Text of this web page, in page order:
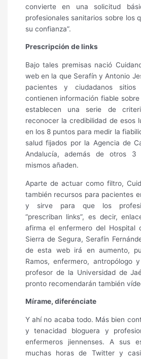
convierte en una solicitud
profesionales sanitarios sobre los
su confianza”.
Prescripción de links
Bajo tales premisas nació
web en la que Serafín y Antonio
pacientes y ciudadanos
contienen información fiable sobre
establecen una serie de
reconocer la credibilidad de esos
en los 8 puntos para medir la
salud fijados por la Agencia de
Andalucía, además de otros 3
mismos añaden.
Aparte de actuar como filtro,
también recursos para pacientes
y sirve para que los
“prescriban links”, es decir,
afirma el enfermero del Hospital
Sierra de Segura, Serafín
de esta web irá en aumento,
Ramos, enfermero, antropólogo
profesor de la Universidad de
pronto recomendarán también
Mírame, diferénciate
Y ahí no acaba todo. Más bien
y tenacidad bloguera y
enfermeros jiennenses. A sus
muchas horas de Twitter y